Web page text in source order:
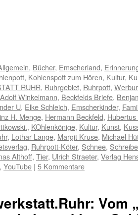
, Bücher, Emscherland,
, Kohlenspott zum Hören, Kultur,
RUHR, Ruhrgebiet, Ruhrpott,
Adolf Winkelmann, Beckfelds Briefe,
U, Elke Schleich, Emscherkinder,
H. Menge, Hermann Beckfeld,
, KOhlenkönige, Kultur, Kunst,
, Lothar Lange, Margit Kruse, Michael
, Ruhrpott-Köter, Schnee,
Althoff, Tier, Ulrich Straeter, Verlag
, YouTube | 5 Kommentare
Vom